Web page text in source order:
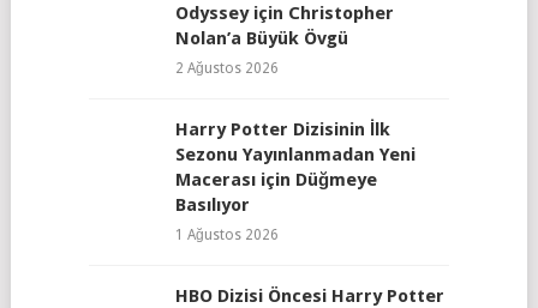
Odyssey için Christopher
Nolan’a Büyük Övgü
2 Ağustos 2026
Harry Potter Dizisinin İlk
Sezonu Yayınlanmadan Yeni
Macerası için Düğmeye
Basılıyor
1 Ağustos 2026
HBO Dizisi Öncesi Harry Potter